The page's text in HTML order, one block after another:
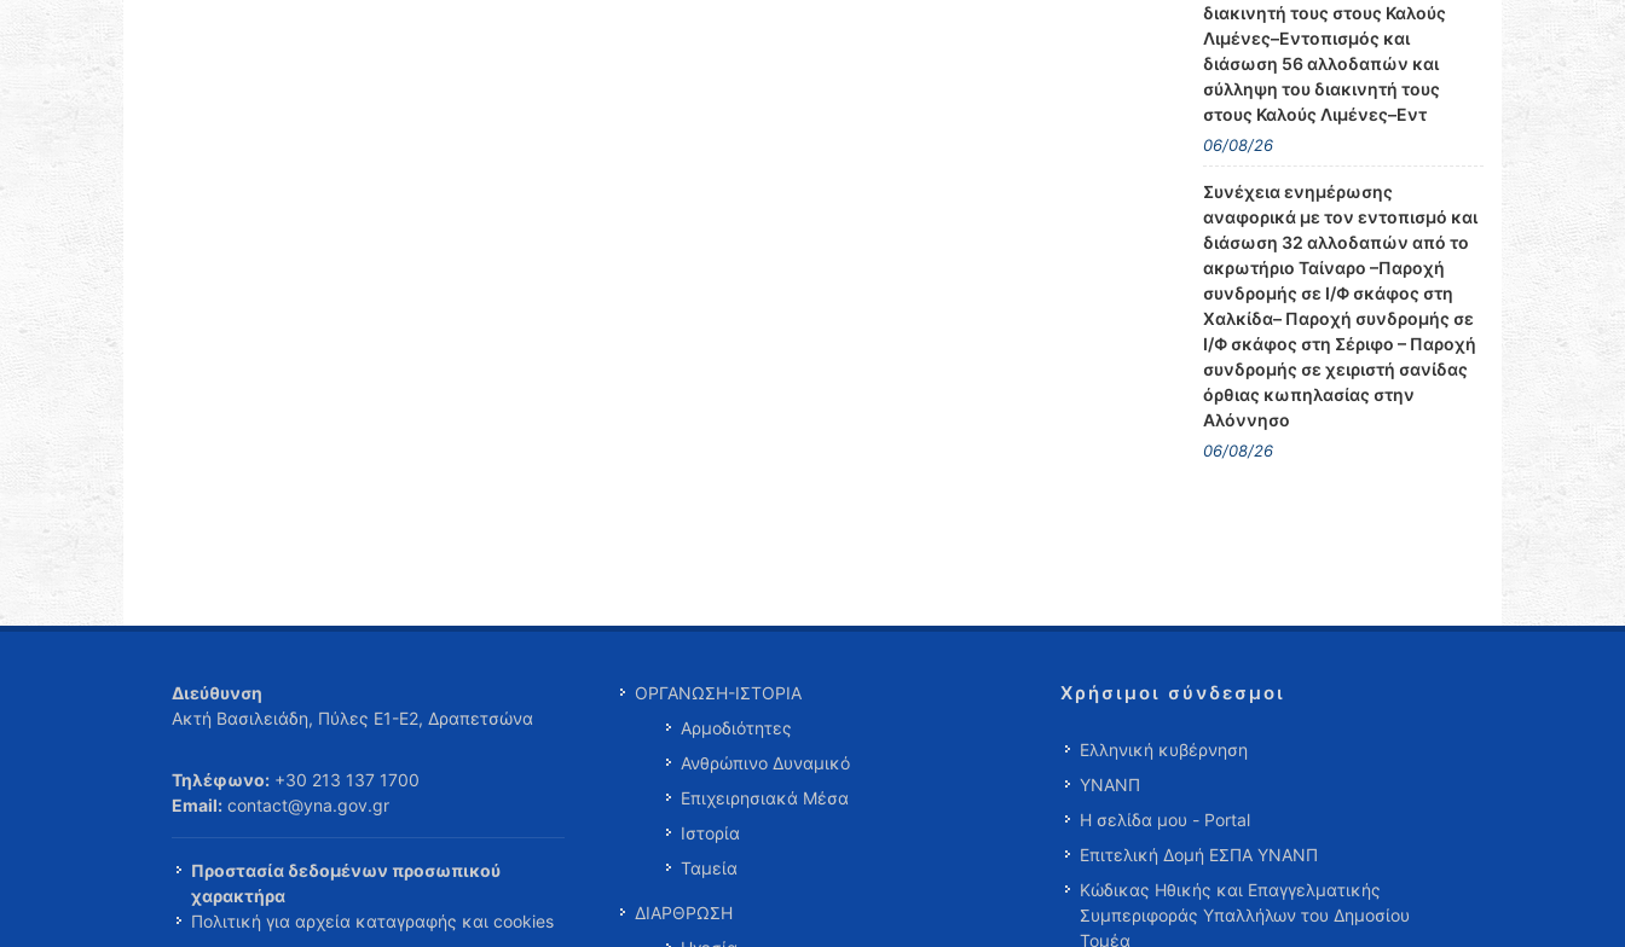
διακινητή τους στους Καλούς
Λιμένες–Εντοπισμός και
διάσωση 56 αλλοδαπών και
σύλληψη του διακινητή τους
στους Καλούς Λιμένες–Εντ
06/08/26
Συνέχεια ενημέρωσης
αναφορικά με τον εντοπισμό και
διάσωση 32 αλλοδαπών από το
ακρωτήριο Ταίναρο –Παροχή
συνδρομής σε Ι/Φ σκάφος στη
Χαλκίδα– Παροχή συνδρομής σε
Ι/Φ σκάφος στη Σέριφο – Παροχή
συνδρομής σε χειριστή σανίδας
όρθιας κωπηλασίας στην
Αλόννησο
06/08/26
Διεύθυνση
Ακτή Βασιλειάδη, Πύλες Ε1-Ε2, Δραπετσώνα
Τηλέφωνο: +30 213 137 1700
Email: contact@yna.gov.gr
Προστασία δεδομένων προσωπικού
χαρακτήρα
Πολιτική για αρχεία καταγραφής και cookies
ΟΡΓΑΝΩΣΗ-ΙΣΤΟΡΙΑ
Αρμοδιότητες
Ανθρώπινο Δυναμικό
Επιχειρησιακά Μέσα
Ιστορία
Ταμεία
ΔΙΑΡΘΡΩΣΗ
Χρήσιμοι σύνδεσμοι
Ελληνική κυβέρνηση
ΥΝΑΝΠ
Η σελίδα μου - Portal
Επιτελική Δομή ΕΣΠΑ ΥΝΑΝΠ
Κώδικας Ηθικής και Επαγγελματικής
Συμπεριφοράς Υπαλλήλων του Δημοσίου
Τομέα